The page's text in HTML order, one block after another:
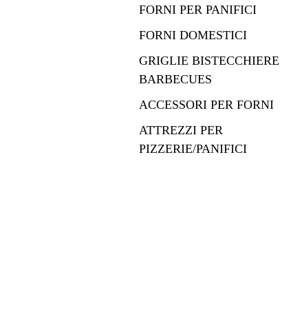
FORNI PER PANIFICI
FORNI DOMESTICI
GRIGLIE BISTECCHIERE
BARBECUES
ACCESSORI PER FORNI
ATTREZZI PER
PIZZERIE/PANIFICI